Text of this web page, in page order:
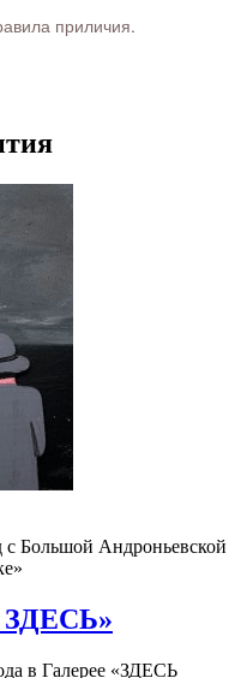
приличия.
с Большой Андроньевской
ЗДЕСЬ»
в Галерее «ЗДЕСЬ